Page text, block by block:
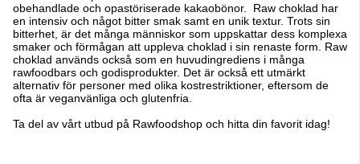
obehandlade och opastöriserade kakaobönor. Raw choklad har
en intensiv och något bitter smak samt en unik textur. Trots sin
bitterhet, är det många människor som uppskattar dess komplexa
smaker och förmågan att uppleva choklad i sin renaste form. Raw
choklad används också som en huvudingrediens i många
rawfoodbars och godisprodukter. Det är också ett utmärkt
alternativ för personer med olika kostrestriktioner, eftersom de
ofta är veganvänliga och glutenfria.
Ta del av vårt utbud på Rawfoodshop och hitta din favorit idag!